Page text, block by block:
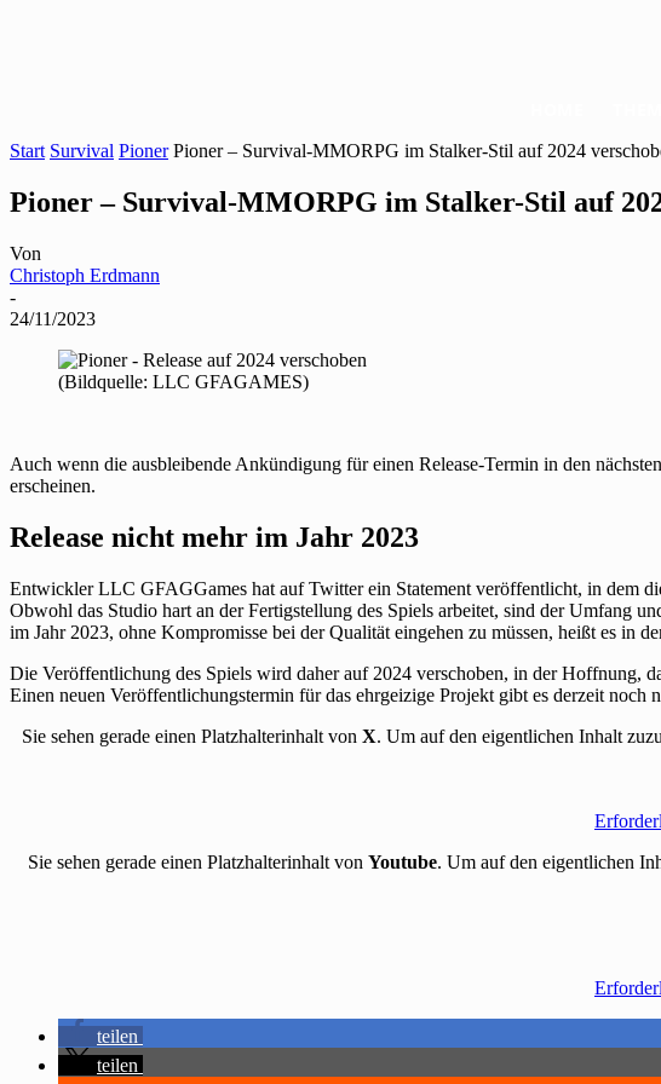
Start Survival Pioner Pioner – Survival-MMORPG im Stalker-Stil auf 2024
Pioner – Survival-MMORPG im Stalker-Stil auf
Von
Christoph Erdmann
-
24/11/2023
(Bildquelle: LLC GFAGAMES)
Auch wenn die ausbleibende Ankündigung für einen Release-Termin in den
erscheinen.
Release nicht mehr im Jahr 2023
Entwickler LLC GFAGGames hat auf Twitter ein Statement veröffentlicht, in dem
Obwohl das Studio hart an der Fertigstellung des Spiels arbeitet, sind der Umfang
im Jahr 2023, ohne Kompromisse bei der Qualität eingehen zu müssen, heißt es in
Die Veröffentlichung des Spiels wird daher auf 2024 verschoben, in der Hoffnung,
Einen neuen Veröffentlichungstermin für das ehrgeizige Projekt gibt es derzeit noch
Sie sehen gerade einen Platzhalterinhalt von X. Um auf den eigentlichen Inhalt
Sie sehen gerade einen Platzhalterinhalt von Youtube. Um auf den eigentlichen
teilen
teilen